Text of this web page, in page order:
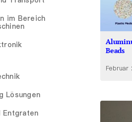
im Bereich
Lösungen
Entgraten
Beads
Februar